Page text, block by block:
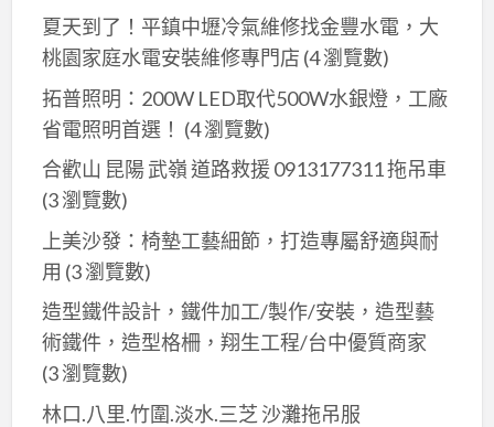
夏天到了！平鎮中壢冷氣維修找金豐水電，大
桃園家庭水電安裝維修專門店 (4 瀏覽數)
拓普照明：200W LED取代500W水銀燈，工廠
省電照明首選！ (4 瀏覽數)
合歡山 昆陽 武嶺 道路救援 0913177311 拖吊車
(3 瀏覽數)
上美沙發：椅墊工藝細節，打造專屬舒適與耐
用 (3 瀏覽數)
造型鐵件設計，鐵件加工/製作/安裝，造型藝
術鐵件，造型格柵，翔生工程/台中優質商家
(3 瀏覽數)
林口.八里.竹圍.淡水.三芝 沙灘拖吊服